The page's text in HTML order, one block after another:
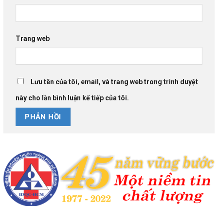
Trang web
Lưu tên của tôi, email, và trang web trong trình duyệt
này cho lần bình luận kế tiếp của tôi.